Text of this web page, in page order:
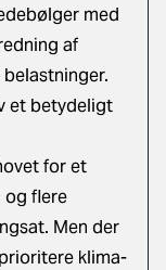
med
af
et betydeligt
for et
flere
Men der
klima-